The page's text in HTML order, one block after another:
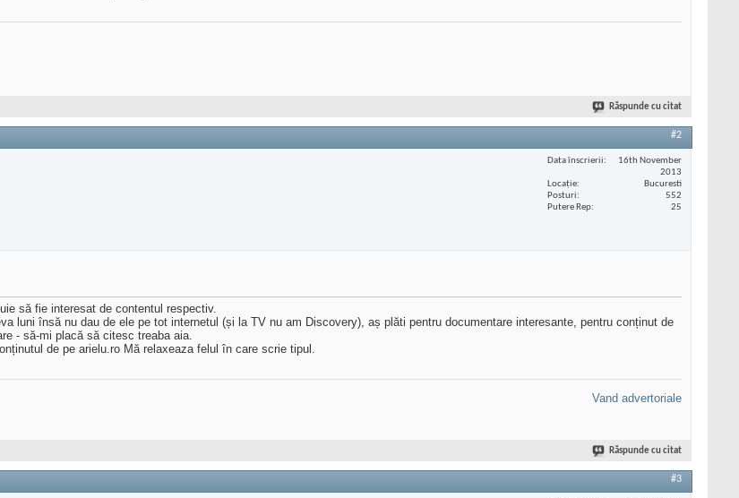
Răspunde cu citat
#2
Data înscrierii
16th November
2013
Locaţie
Bucuresti
Posturi
552
Putere Rep
25
să fie interesat de contentul respectiv.
luni însă nu dau de ele pe tot internetul (și la TV nu am Discovery), aș plăti pentru documentare interesante, pentru conținut de
- să-mi placă să citesc treaba aia.
de pe arielu.ro Mă relaxeaza felul în care scrie tipul.
Vand advertoriale
Răspunde cu citat
#3